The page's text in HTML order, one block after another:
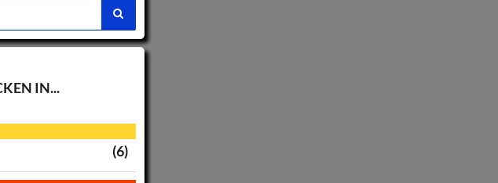
IN...
(6)